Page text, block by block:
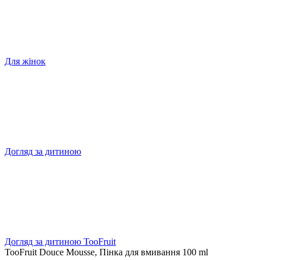
Для жінок
Догляд за дитиною
Догляд за дитиною TooFruit
TooFruit Douce Mousse, Пінка для вмивання 100 ml